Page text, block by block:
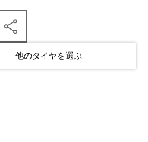
他のタイヤを選ぶ